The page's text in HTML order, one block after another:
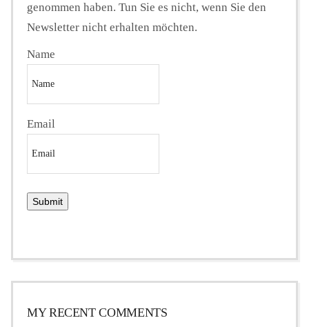
genommen haben. Tun Sie es nicht, wenn Sie den
Newsletter nicht erhalten möchten.
Name
Email
MY RECENT COMMENTS